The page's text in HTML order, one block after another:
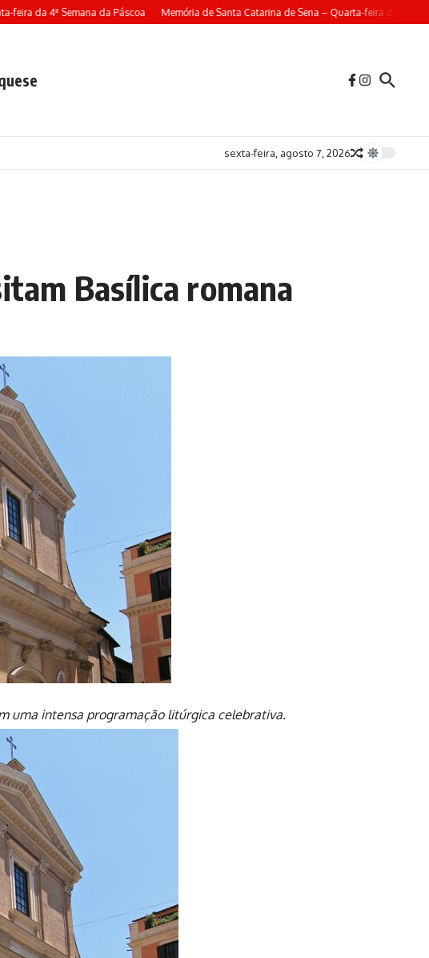
da 4ª Semana da Páscoa Memória de Santa Catarina de Sena – Quarta-feira da 4ª Semana
sexta-feira, agosto 7, 2026
Basílica romana
uma intensa programação litúrgica celebrativa.